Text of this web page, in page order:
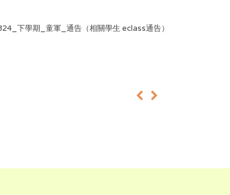
下學期_童軍_通告（相關學生 eclass通告）
« »